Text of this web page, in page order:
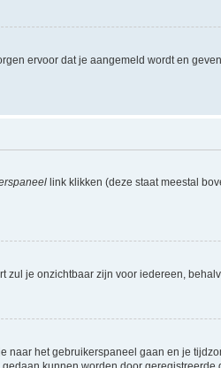
ervoor dat je aangemeld wordt en
link klikken (deze staat meestal
zul je onzichtbaar zijn voor iedereen,
het gebruikerspaneel gaan en je